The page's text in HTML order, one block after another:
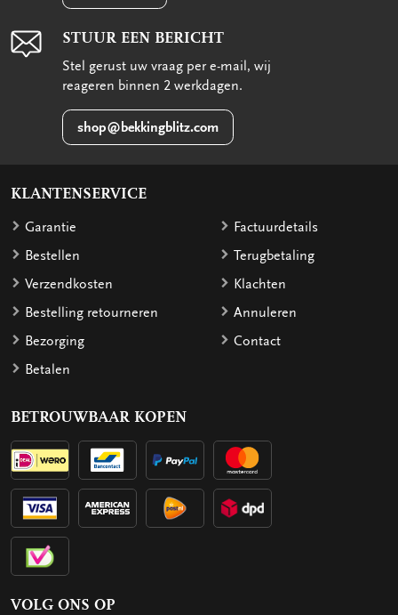
STUUR EEN BERICHT
Stel gerust uw vraag per e-mail, wij
reageren binnen 2 werkdagen.
shop@bekkingblitz.com
KLANTENSERVICE
Garantie
Bestellen
Verzendkosten
Bestelling retourneren
Bezorging
Betalen
Factuurdetails
Terugbetaling
Klachten
Annuleren
Contact
BETROUWBAAR KOPEN
VOLG ONS OP